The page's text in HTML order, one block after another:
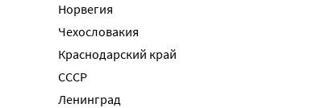
Норвегия
Чехословакия
Краснодарский край
СССР
Ленинград